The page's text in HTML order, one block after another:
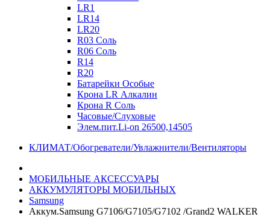
LR1
LR14
LR20
R03 Соль
R06 Соль
R14
R20
Батарейки Особые
Крона LR Алкалин
Крона R Соль
Часовые/Слуховые
Элем.пит.Li-on 26500,14505
КЛИМАТ/Обогреватели/Увлажнители/Вентиляторы
МОБИЛЬНЫЕ АКСЕССУАРЫ
АККУМУЛЯТОРЫ МОБИЛЬНЫХ
Samsung
Аккум.Samsung G7106/G7105/G7102 /Grand2 WALKER